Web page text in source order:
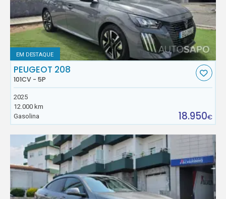
EM DESTAQUE
PEUGEOT 208
101CV - 5P
2025
12.000 km
Gasolina
18.950€